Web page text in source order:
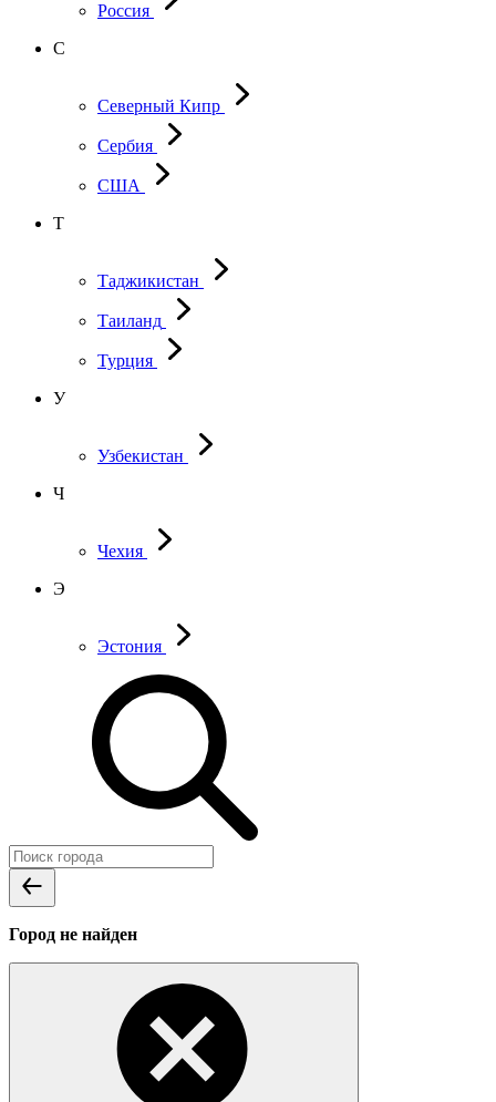
Россия
С
Северный Кипр
Сербия
США
Т
Таджикистан
Таиланд
Турция
У
Узбекистан
Ч
Чехия
Э
Эстония
Город не найден